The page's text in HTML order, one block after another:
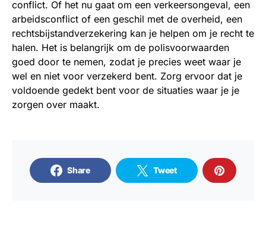
conflict. Of het nu gaat om een verkeersongeval, een
arbeidsconflict of een geschil met de overheid, een
rechtsbijstandverzekering kan je helpen om je recht te
halen. Het is belangrijk om de polisvoorwaarden
goed door te nemen, zodat je precies weet waar je
wel en niet voor verzekerd bent. Zorg ervoor dat je
voldoende gedekt bent voor de situaties waar je je
zorgen over maakt.
Share Tweet